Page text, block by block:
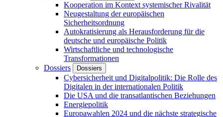
Kooperation im Kontext systemischer Rivalität
Neugestaltung der europäischen
Sicherheitsordnung
Autokratisierung als Herausforderung für die
deutsche und europäische Politik
Wirtschaftliche und technologische
Transformationen
Dossiers
Dossiers
Cybersicherheit und Digitalpolitik: Die Rolle des
Digitalen in der internationalen Politik
Die USA und die transatlantischen Beziehungen
Energiepolitik
Europawahlen 2024 und die nächste strategische